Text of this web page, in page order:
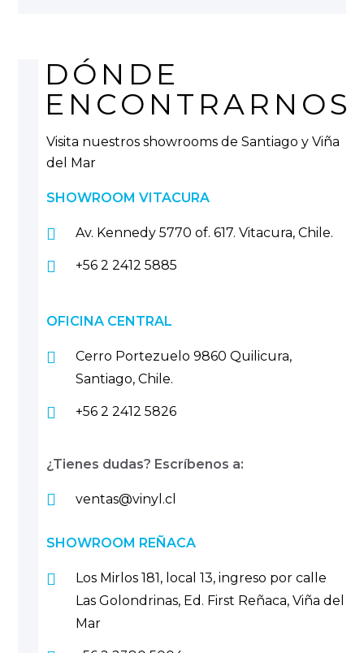
DÓNDE
ENCONTRARNOS
Visita nuestros showrooms de Santiago y Viña
del Mar
SHOWROOM VITACURA
Av. Kennedy 5770 of. 617. Vitacura, Chile.
+56 2 2412 5885
OFICINA CENTRAL
Cerro Portezuelo 9860 Quilicura,
Santiago, Chile.
+56 2 2412 5826
¿Tienes dudas? Escríbenos a:
ventas@vinyl.cl
SHOWROOM REÑACA
Los Mirlos 181, local 13, ingreso por calle
Las Golondrinas, Ed. First Reñaca, Viña del
Mar